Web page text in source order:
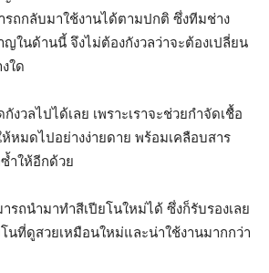
รถกลับมาใช้งานได้ตามปกติ ซึ่งทีมช่าง
ญในด้านนี้ จึงไม่ต้องกังวลว่าจะต้องเปลี่ยน
ใด
งวลไปได้เลย เพราะเราจะช่วยกำจัดเชื้อ
หมดไปอย่างง่ายดาย พร้อมเคลือบสาร
ำให้อีกด้วย
รถนำมาทำสีเปียโนใหม่ได้ ซึ่งก็รับรองเลย
นที่ดูสวยเหมือนใหม่และน่าใช้งานมากกว่า